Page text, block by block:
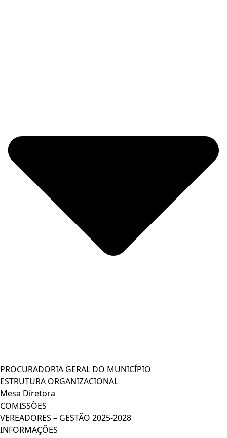
PROCURADORIA GERAL DO MUNICÍPIO
ESTRUTURA ORGANIZACIONAL
Mesa Diretora
COMISSÕES
VEREADORES – GESTÃO 2025-2028
INFORMAÇÕES